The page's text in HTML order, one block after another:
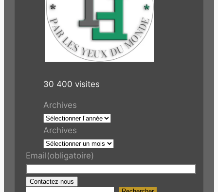
30 400 visites
Archives
Archives
Email(obligatoire)
Contactez-nous